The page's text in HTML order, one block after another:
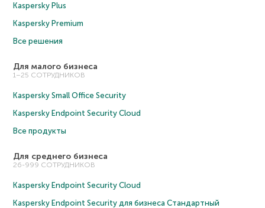
Kaspersky Plus
Kaspersky Premium
Все решения
Для малого бизнеса
1–25 СОТРУДНИКОВ
Kaspersky Small Office Security
Kaspersky Endpoint Security Cloud
Все продукты
Для среднего бизнеса
26-999 СОТРУДНИКОВ
Kaspersky Endpoint Security Cloud
Kaspersky Endpoint Security для бизнеса Cтандартный